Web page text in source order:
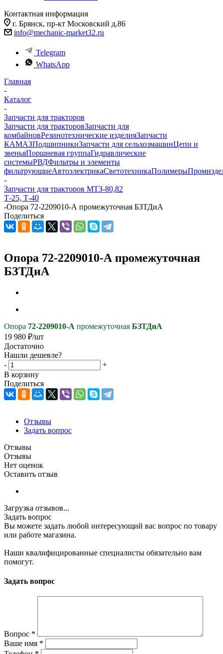
Контактная информация
г. Брянск, пр-кт Московский д.86
info@mechanic-market32.ru
Telegram
WhatsApp
Главная
-
Каталог
-
Запчасти для тракторов
Запчасти для тракторовЗапчасти для
комбайновРезинотехнические изделияЗапчасти
КАМАЗПодшипникиЗапчасти для сельхозмашинЦепи и
звеньяПоршневая группаГидравлические
системыРВДФильтры и элементы
фильтрующиеАвтоэлектрикаСветотехникаПолимеры
-
Запчасти для тракторов МТЗ-80,82
Т-25, Т-40
-Опора 72-2209010-А промежуточная БЗТДиА
Поделиться
Опора 72-2209010-А промежуточная
БЗТДиА
Опора 72-2209010-А промежуточная БЗТДиА
19 980 ₽/шт
Достаточно
Нашли дешевле?
-
+
В корзину
Поделиться
Отзывы
Задать вопрос
Отзывы
Отзывы
Нет оценок
Оставить отзыв
Загрузка отзывов...
Задать вопрос
Вы можете задать любой интересующий вас вопрос по товару
или работе магазина.
Наши квалифицированные специалисты обязательно вам
помогут.
Задать вопрос
Вопрос *
Ваше имя *